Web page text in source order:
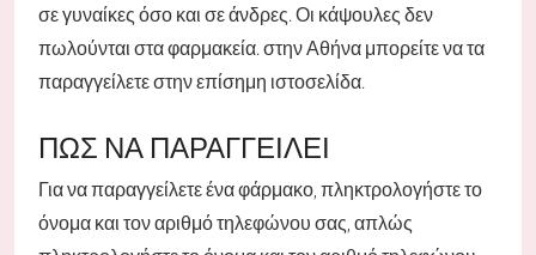
σε γυναίκες όσο και σε άνδρες. Οι κάψουλες δεν
πωλούνται στα φαρμακεία. στην Αθήνα μπορείτε να τα
παραγγείλετε στην επίσημη ιστοσελίδα.
ΠΩΣ ΝΑ ΠΑΡΑΓΓΕΊΛΕΙ
Για να παραγγείλετε ένα φάρμακο, πληκτρολογήστε το
όνομα και τον αριθμό τηλεφώνου σας, απλώς